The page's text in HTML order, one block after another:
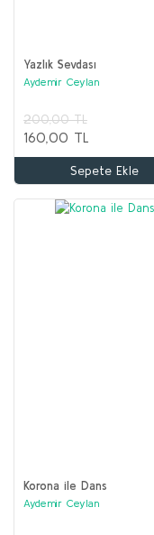
Yazlık Sevdası
Aydemir Ceylan
200,00 TL
160,00 TL
Sepete Ekle
Korona ile Dans
Aydemir Ceylan